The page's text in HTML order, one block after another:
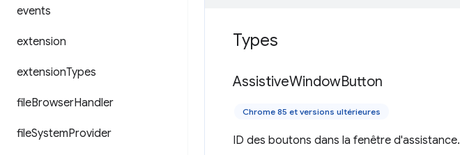
events
extension
extensionTypes
fileBrowserHandler
fileSystemProvider
Types
AssistiveWindowButton
Chrome 85 et versions ultérieures
ID des boutons dans la fenêtre d'assistance.